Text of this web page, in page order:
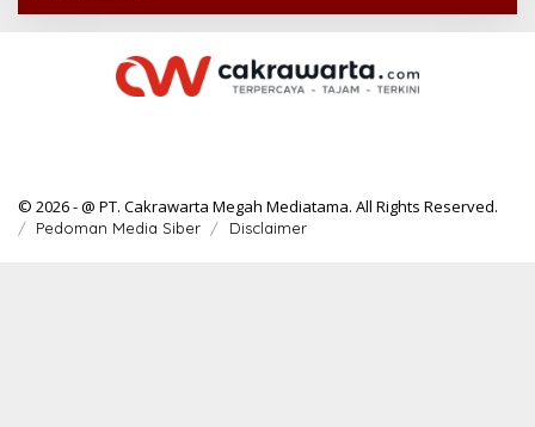
© 2026 - @ PT. Cakrawarta Megah Mediatama. All Rights Reserved.
Pedoman Media Siber Disclaimer